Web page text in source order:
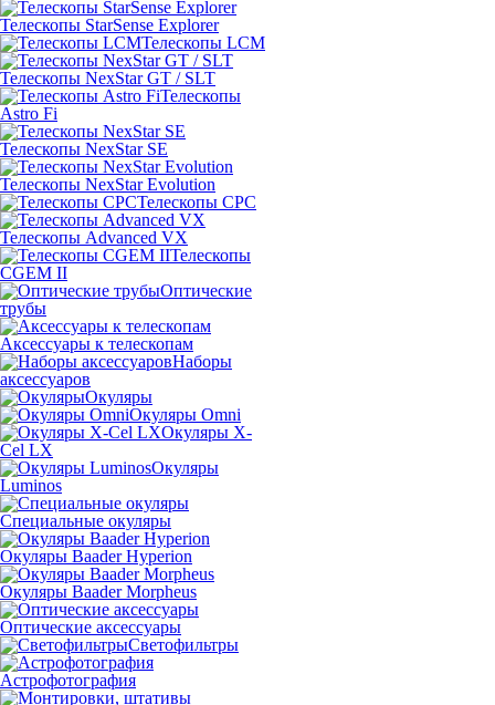
Телескопы StarSense Explorer
Телескопы LCM
Телескопы NexStar GT / SLT
Телескопы
Astro Fi
Телескопы NexStar SE
Телескопы NexStar Evolution
Телескопы CPC
Телескопы Advanced VX
Телескопы
CGEM II
Оптические
трубы
Аксессуары к телескопам
Наборы
аксессуаров
Окуляры
Окуляры Omni
Окуляры X-
Сel LX
Окуляры
Luminos
Специальные окуляры
Окуляры Baader Hyperion
Окуляры Baader Morpheus
Оптические аксессуары
Светофильтры
Астрофотография